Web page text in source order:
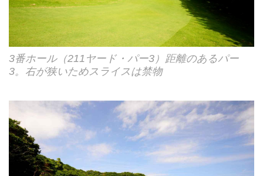
3番ホール（211ヤード・パー3）距離のあるパー
3。右が狭いためスライスは禁物